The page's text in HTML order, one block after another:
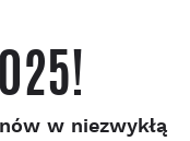
w niezwykłą